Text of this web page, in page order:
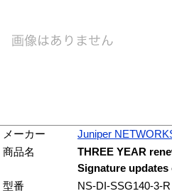
メーカー
Juniper
商品名
THREE YEAR
Signature updates
型番
NS-DI-SSG140-3-R